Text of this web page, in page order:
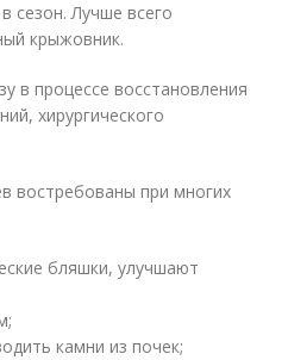
сезон. Лучше всего
крыжовник.
в процессе восстановления
хирургического
востребованы при многих
бляшки, улучшают
камни из почек;